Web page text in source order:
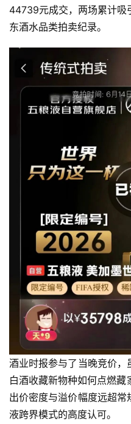
44739元成交，两场累计吸
东酒水品类拍卖纪录。
酒业时报参与了当晚竞价
白酒收藏新物种如何点燃藏
出价密度与溢价幅度远超
液跨界模式的高度认可。